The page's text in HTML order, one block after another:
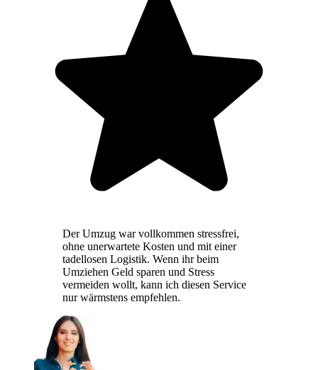
Der Umzug war vollkommen stressfrei,
ohne unerwartete Kosten und mit einer
tadellosen Logistik. Wenn ihr beim
Umziehen Geld sparen und Stress
vermeiden wollt, kann ich diesen Service
nur wärmstens empfehlen.